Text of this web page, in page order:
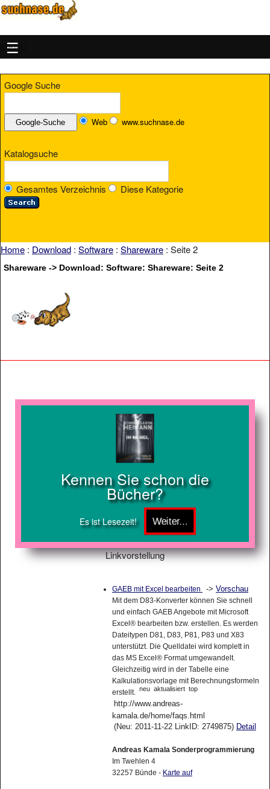
MENU
Google Suche
Web www.suchnase.de
Katalogsuche
Gesamtes Verzeichnis Diese Kategorie
Home : Download : Software : Shareware : Seite 2
Shareware -> Download: Software: Shareware: Seite 2
Kennen Sie schon die
Bücher?
Es ist Lesezeit!
Linkvorstellung
GAEB mit Excel bearbeiten -> Vorschau
Mit dem D83-Konverter können Sie schnell
und einfach GAEB Angebote mit Microsoft
Excel® bearbeiten bzw. erstellen. Es werden
Dateitypen D81, D83, P81, P83 und X83
unterstützt. Die Quelldatei wird komplett in
das MS Excel® Format umgewandelt.
Gleichzeitig wird in der Tabelle eine
Kalkulationsvorlage mit Berechnungsformeln
erstellt. neu aktualisiert top
http://www.andreas-
kamala.de/home/faqs.html
(Neu: 2011-11-22 LinkID: 2749875) Detail
Andreas Kamala Sonderprogrammierung
Im Twehlen 4
32257 Bünde - Karte auf